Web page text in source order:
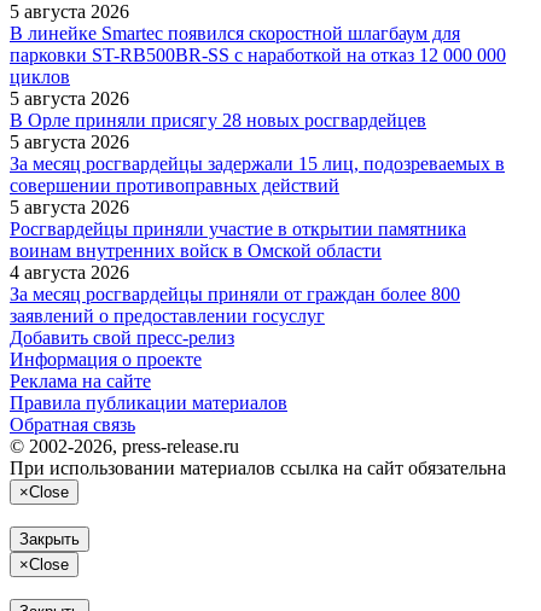
5 августа 2026
В линейке Smartec появился скоростной шлагбаум для
парковки ST-RB500BR-SS с наработкой на отказ 12 000 000
циклов
5 августа 2026
В Орле приняли присягу 28 новых росгвардейцев
5 августа 2026
За месяц росгвардейцы задержали 15 лиц, подозреваемых в
совершении противоправных действий
5 августа 2026
Росгвардейцы приняли участие в открытии памятника
воинам внутренних войск в Омской области
4 августа 2026
За месяц росгвардейцы приняли от граждан более 800
заявлений о предоставлении госуслуг
Добавить свой пресс-релиз
Информация о проекте
Реклама на сайте
Правила публикации материалов
Обратная связь
© 2002-2026, press-release.ru
При использовании материалов ссылка на сайт обязательна
×Close
Закрыть
×Close